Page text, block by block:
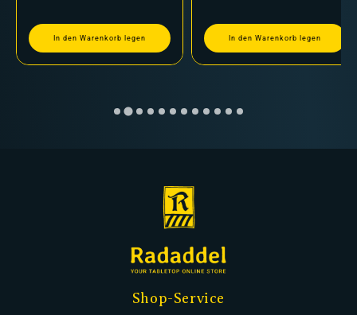
In den Warenkorb legen In den Warenkorb legen
Shop-Service